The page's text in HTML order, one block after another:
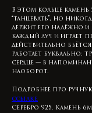
В этом кольце
“танцевать”, но
держит его надёжно и
каждый луч и играет
действительно
работает буквально:
сердце — в
наоборот.
Подробнее про
ссылке
Серебро 925. Камень